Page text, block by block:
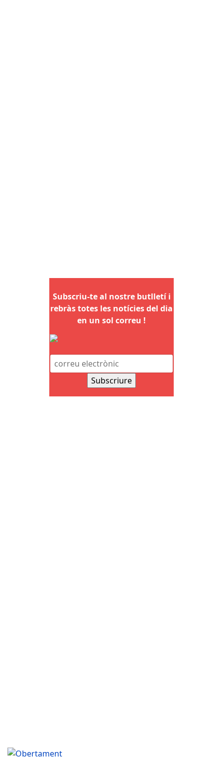
Subscriu-te al nostre butlletí i
rebràs totes les notícies del dia
en un sol correu !